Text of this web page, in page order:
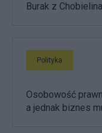
Burak z Chobielina
Polityka
Osobowość
a jednak biznes